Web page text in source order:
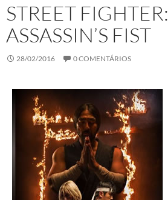
STREET FIGHTER:
ASSASSIN’S FIST
28/02/2016 0 COMENTÁRIOS